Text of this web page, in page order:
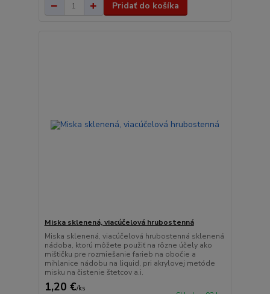
Pridať do košíka
Miska sklenená, viacúčelová hrubostenná
Miska sklenená, viacúčelová hrubostenná sklenená
nádoba, ktorú môžete použiť na rôzne účely ako
mištičku pre rozmiešanie farieb na obočie a
mihlanice nádobu na liquid, pri akrylovej metóde
misku na čistenie štetcov a.i.
1,20 €/ks